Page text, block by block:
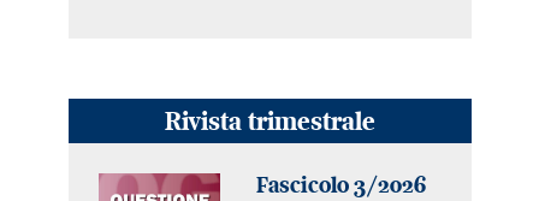
Rivista trimestrale
Fascicolo 3/2026